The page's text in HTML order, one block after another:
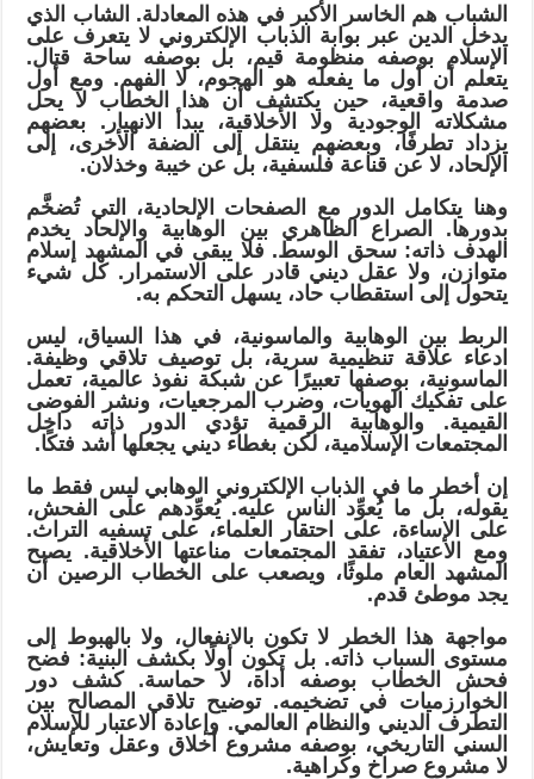
الشباب هم الخاسر الأكبر في هذه المعادلة. الشاب الذي
يدخل الدين عبر بوابة الذباب الإلكتروني لا يتعرف على
الإسلام بوصفه منظومة قيم، بل بوصفه ساحة قتال.
يتعلم أن أول ما يفعله هو الهجوم، لا الفهم. ومع أول
صدمة واقعية، حين يكتشف أن هذا الخطاب لا يحل
مشكلاته الوجودية ولا الأخلاقية، يبدأ الانهيار. بعضهم
يزداد تطرفًا، وبعضهم ينتقل إلى الضفة الأخرى، إلى
الإلحاد، لا عن قناعة فلسفية، بل عن خيبة وخذلان.
وهنا يتكامل الدور مع الصفحات الإلحادية، التي تُضخَّم
بدورها. الصراع الظاهري بين الوهابية والإلحاد يخدم
الهدف ذاته: سحق الوسط. فلا يبقى في المشهد إسلام
متوازن، ولا عقل ديني قادر على الاستمرار. كل شيء
يتحول إلى استقطاب حاد، يسهل التحكم به.
الربط بين الوهابية والماسونية، في هذا السياق، ليس
ادعاء علاقة تنظيمية سرية، بل توصيف تلاقي وظيفة.
الماسونية، بوصفها تعبيرًا عن شبكة نفوذ عالمية، تعمل
على تفكيك الهويات، وضرب المرجعيات، ونشر الفوضى
القيمية. والوهابية الرقمية تؤدي الدور ذاته داخل
المجتمعات الإسلامية، لكن بغطاء ديني يجعلها أشد فتكًا.
إن أخطر ما في الذباب الإلكتروني الوهابي ليس فقط ما
يقوله، بل ما يُعوِّد الناس عليه. يُعوِّدهم على الفحش،
على الإساءة، على احتقار العلماء، على تسفيه التراث.
ومع الاعتياد، تفقد المجتمعات مناعتها الأخلاقية. يصبح
المشهد العام ملوثًا، ويصعب على الخطاب الرصين أن
يجد موطئ قدم.
مواجهة هذا الخطر لا تكون بالانفعال، ولا بالهبوط إلى
مستوى السباب ذاته. بل تكون أولًا بكشف البنية: فضح
فحش الخطاب بوصفه أداة، لا حماسة. كشف دور
الخوارزميات في تضخيمه. توضيح تلاقي المصالح بين
التطرف الديني والنظام العالمي. وإعادة الاعتبار للإسلام
السني التاريخي، بوصفه مشروع أخلاق وعقل وتعايش،
لا مشروع صراخ وكراهية.